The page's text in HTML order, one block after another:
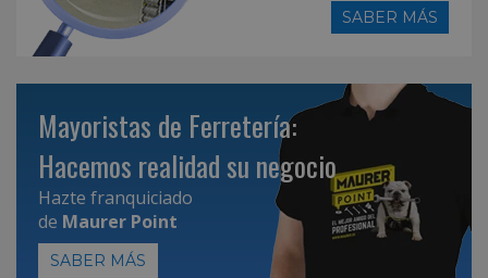
SABER MÁS
Mayoristas de Ferretería:
Hacemos realidad su negocio
Hazte franquiciado
de Maurer Point
SABER MÁS